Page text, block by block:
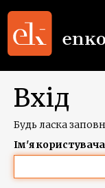
Вхід
Будь ласка
Ім'я користувача